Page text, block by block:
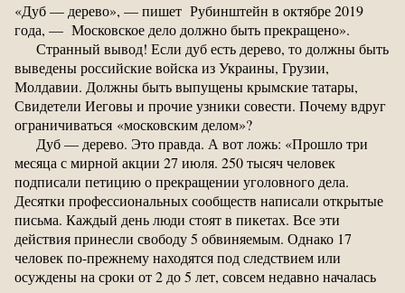
«Дуб — дерево», — пишет Рубинштейн в октябре 2019
года, — Московское дело должно быть прекращено».
Странный вывод! Если дуб есть дерево, то должны быть
выведены российские войска из Украины, Грузии,
Молдавии. Должны быть выпущены крымские татары,
Свидетели Иеговы и прочие узники совести. Почему вдруг
ограничиваться «московским делом»?
Дуб — дерево. Это правда. А вот ложь: «Прошло три
месяца с мирной акции 27 июля. 250 тысяч человек
подписали петицию о прекращении уголовного дела.
Десятки профессиональных сообществ написали открытые
письма. Каждый день люди стоят в пикетах. Все эти
действия принесли свободу 5 обвиняемым. Однако 17
человек по-прежнему находятся под следствием или
осуждены на сроки от 2 до 5 лет, совсем недавно началась